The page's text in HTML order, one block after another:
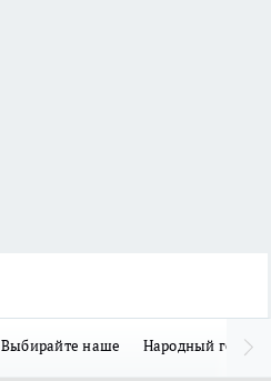
Выбирайте наше Народный герой-